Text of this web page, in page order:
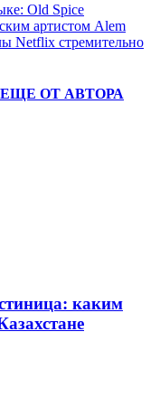
Old Spice
артистом Alem
Netflix стремительно
ЕЩЕ ОТ АВТОРА
каким